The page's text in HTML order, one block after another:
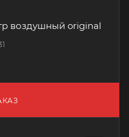
воздушный original